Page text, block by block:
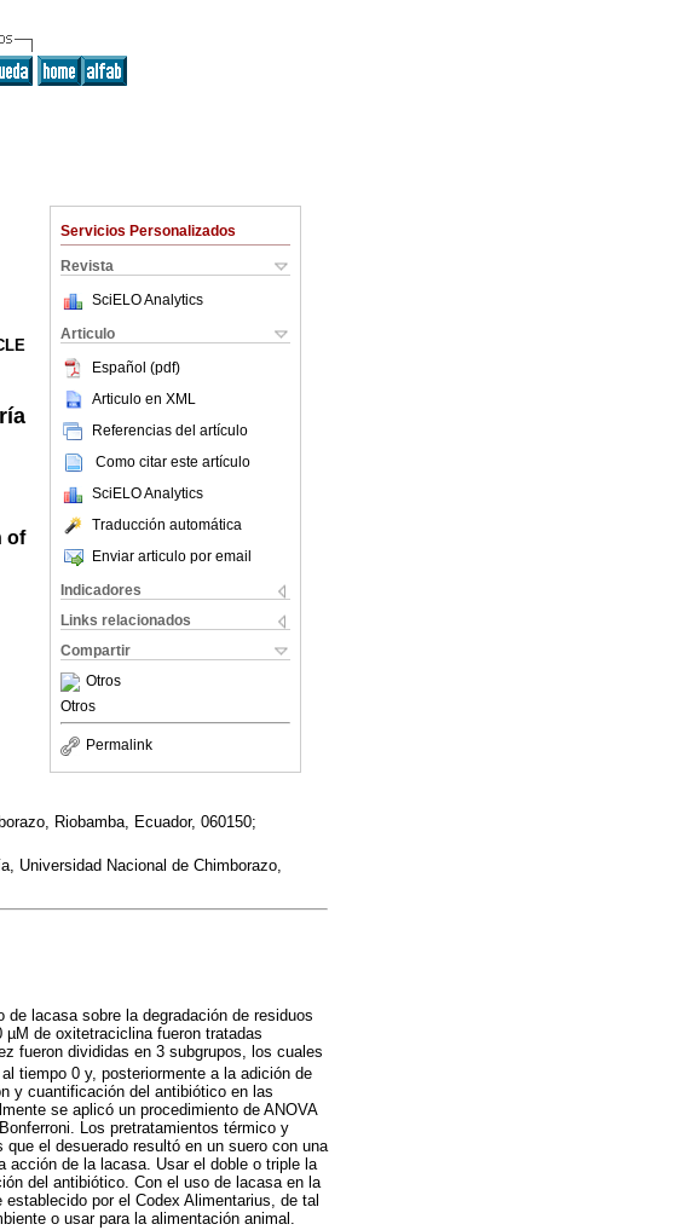
Servicios Personalizados
Revista
SciELO Analytics
Articulo
Español (pdf)
Articulo en XML
Referencias del artículo
Como citar este artículo
SciELO Analytics
Traducción automática
Enviar articulo por email
Indicadores
Links relacionados
Compartir
Otros
Otros
Permalink
of
Riobamba, Ecuador, 060150;
Universidad Nacional de Chimborazo,
lacasa sobre la degradación de residuos
de oxitetraciclina fueron tratadas
fueron divididas en 3 subgrupos, los cuales
tiempo 0 y, posteriormente a la adición de
y cuantificación del antibiótico en las
se aplicó un procedimiento de ANOVA
Los pretratamientos térmico y
el desuerado resultó en un suero con una
acción de la lacasa. Usar el doble o triple la
del antibiótico. Con el uso de lacasa en la
por el Codex Alimentarius, de tal
o usar para la alimentación animal.